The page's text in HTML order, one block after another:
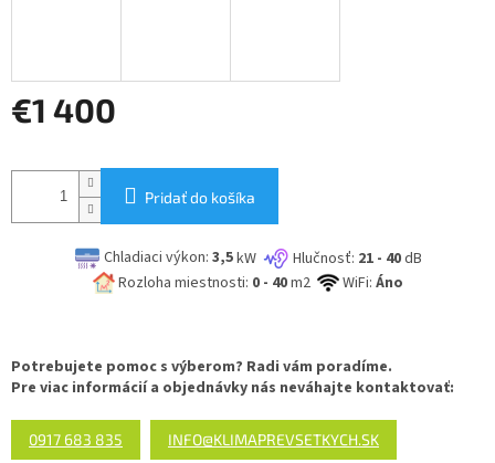
€1 400
cena:
Pridať do košíka
Chladiaci výkon: 3,5kW Hlučnosť: 21 - 40dB
Rozloha miestnosti: 0 - 40m2 WiFi: Áno
Potrebujete pomoc s výberom? Radi vám poradíme.
Pre viac informácií a objednávky nás neváhajte kontaktovať:
0917 683 835 INFO@KLIMAPREVSETKYCH.SK